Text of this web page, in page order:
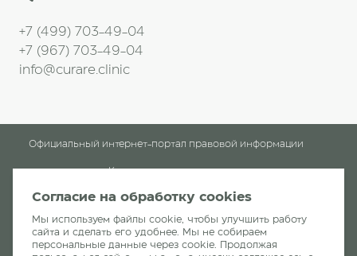
+7 (499) 703-49-04
+7 (967) 703-49-04
info@curare.clinic
Официальный интернет-портал правовой информации
Клинические рекомендации
Клиника «Кураре-Хирургия»
Согласие на обработку cookies
Мы используем файлы cookie, чтобы улучшить работу
сайта и сделать его удобнее. Мы не собираем
персональные данные через cookie. Продолжая